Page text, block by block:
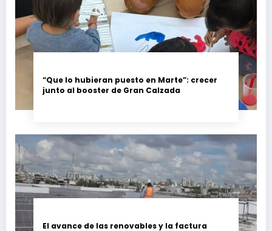
“Que lo hubieran puesto en Marte”: crecer
junto al booster de Gran Calzada
El avance de las renovables y la factura